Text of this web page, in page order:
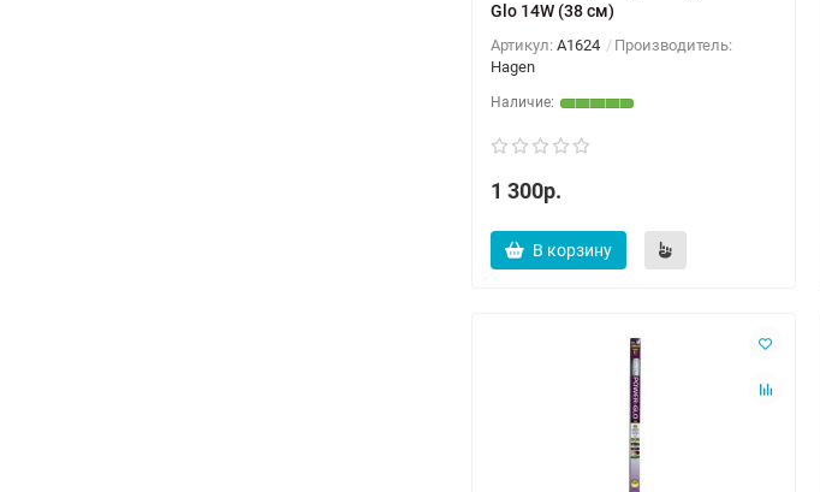
Glo 14W (38 см)
Артикул: A1624
Производитель:
Hagen
1 300р.
В корзину